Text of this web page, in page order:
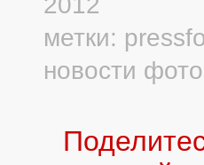
метки:
новости